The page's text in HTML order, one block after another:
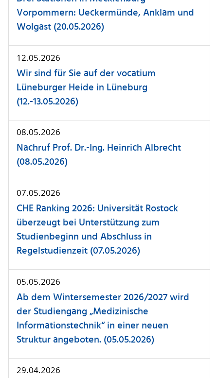
Vorpommern: Ueckermünde, Anklam und
Wolgast (20.05.2026)
12.05.2026
Wir sind für Sie auf der vocatium
Lüneburger Heide in Lüneburg
(12.-13.05.2026)
08.05.2026
Nachruf Prof. Dr.-Ing. Heinrich Albrecht
(08.05.2026)
07.05.2026
CHE Ranking 2026: Universität Rostock
überzeugt bei Unterstützung zum
Studienbeginn und Abschluss in
Regelstudienzeit (07.05.2026)
05.05.2026
Ab dem Wintersemester 2026/2027 wird
der Studiengang „Medizinische
Informationstechnik“ in einer neuen
Struktur angeboten. (05.05.2026)
29.04.2026